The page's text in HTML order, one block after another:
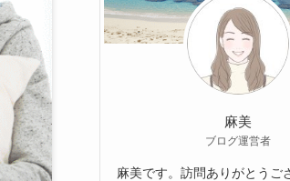
麻美
ブログ運営者
麻美です。訪問ありがとうご